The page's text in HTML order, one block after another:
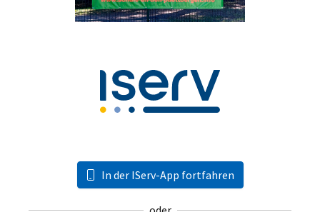
In der IServ-App fortfahren